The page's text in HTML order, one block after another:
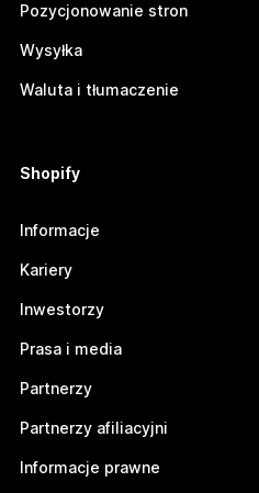
Pozycjonowanie stron
Wysyłka
Waluta i tłumaczenie
Shopify
Informacje
Kariery
Inwestorzy
Prasa i media
Partnerzy
Partnerzy afiliacyjni
Informacje prawne